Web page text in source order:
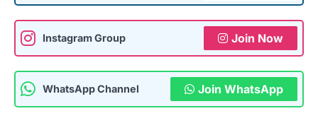
Instagram Group Join Now
WhatsApp Channel Join WhatsApp